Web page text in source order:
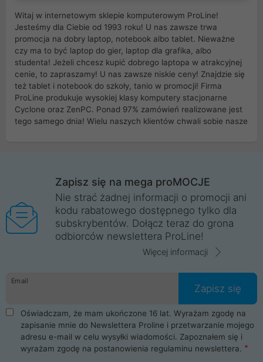
Witaj w internetowym sklepie komputerowym ProLine!
Jesteśmy dla Ciebie od 1993 roku! U nas zawsze trwa
promocja na dobry laptop, notebook albo tablet. Nieważne
czy ma to być laptop do gier, laptop dla grafika, albo
studenta! Jeżeli chcesz kupić dobrego laptopa w atrakcyjnej
cenie, to zapraszamy! U nas zawsze niskie ceny! Znajdzie się
też tablet i notebook do szkoły, tanio w promocji! Firma
ProLine produkuje wysokiej klasy komputery stacjonarne
Cyclone oraz ZenPC. Ponad 97% zamówień realizowane jest
tego samego dnia! Wielu naszych klientów chwali sobie nasze
Wrocław, Poznań, Legnica, Katowice, Gliwice, Kalisz, Bytom,
Trzebnica, Opole. Szybka i profesjonalna obsługa!
ProLine to polska firma ze 100% polskim kapitałem. Działamy
legalnie i płacimy podatki w naszym kraju! Posiadamy siedzibę
główną w Mirkowie oraz salony na terenie kraju. Cała
komunikacja ze sklepem komputerowym ProLine jest
danych osobowych. Dlatego zakup notebooka albo laptopa w
ProLine to czysta przyjemność i pełne bezpieczeństwo.
Zaopatrzysz się u nas w akcesoria i części komputerowe
takie jak procesory, karty graficzne, płyty główne, pamięci,
dyski SSD, M.2 oraz HDD. Nasi pracownicy pomogą Ci wybrać
najlepszy zasilacz komputerowy oraz obudowę do komputera.
Poza komputerami mamy również najlepsze na rynku
Smartfony takich producentów jak Xiaomi, Apple, Samsung i
Zapisz się na mega proMOCJE
Nie strać żadnej informacji o promocji ani
kodu rabatowego dostępnego tylko dla
subskrybentów. Dołącz teraz do grona
odbiorców newslettera ProLine!
Więcej informacji
Email
Zapisz się
Oświadczam, że mam ukończone 16 lat. Wyrażam zgodę na
zapisanie mnie do Newslettera Proline i przetwarzanie mojego
adresu e-mail w celu wysyłki wiadomości. Zapoznałem się i
wyrażam zgodę na postanowienia regulaminu newslettera.